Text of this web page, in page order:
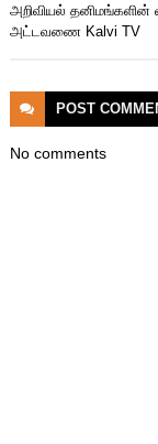
அறிவியல் தனிமங்களின்
அட்டவணை Kalvi TV
POST
No comments